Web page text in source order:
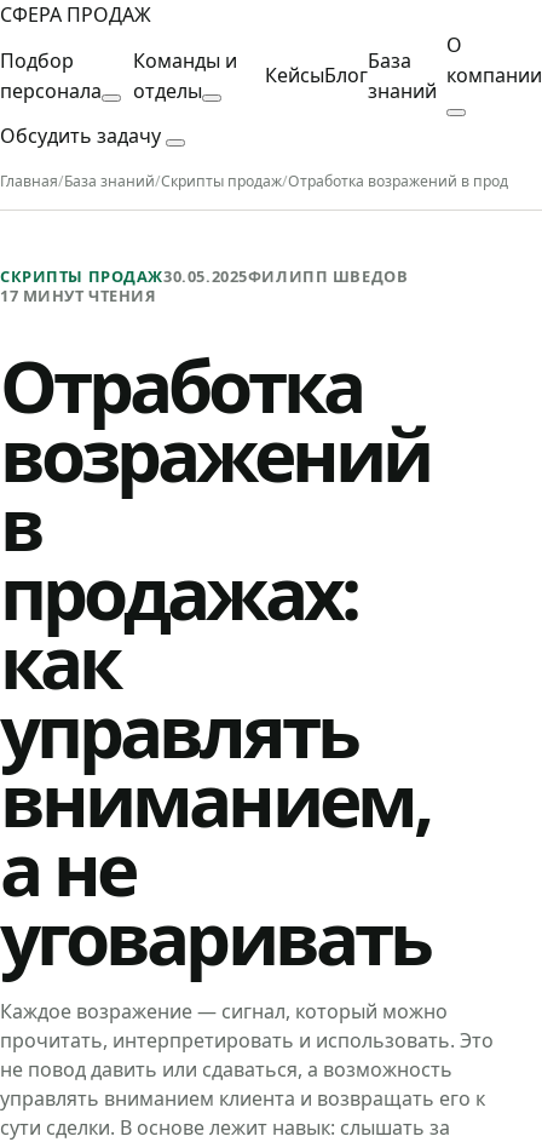
СФЕРА ПРОДАЖ
Подбор
персонала
Команды и
отделы
КейсыБлог
База
знаний
О
компании
Обсудить задачу
Главная/База знаний/Скрипты продаж/Отработка возражений в
СКРИПТЫ ПРОДАЖ30.05.2025ФИЛИПП ШВЕДОВ
17 МИНУТ ЧТЕНИЯ
Отработка
возражений
в
продажах:
как
управлять
вниманием,
а не
уговаривать
Каждое возражение — сигнал, который можно
прочитать, интерпретировать и использовать. Это
не повод давить или сдаваться, а возможность
управлять вниманием клиента и возвращать его к
сути сделки. В основе лежит навык: слышать за